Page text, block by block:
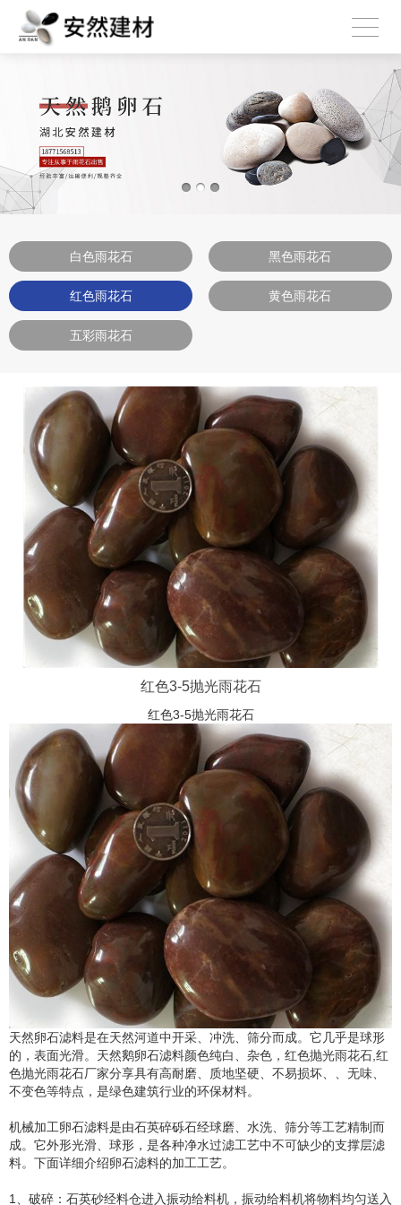
白色雨花石 黑色雨花石
红色雨花石 黄色雨花石
五彩雨花石
红色3-5抛光雨花石
红色3-5抛光雨花石
天然卵石滤料是在天然河道中开采、冲洗、筛分而成。它几乎是球形
的，表面光滑。天然鹅卵石滤料颜色纯白、杂色，红色抛光雨花石,红
色抛光雨花石厂家分享具有高耐磨、质地坚硬、不易损坏、、无味、
不变色等特点，是绿色建筑行业的环保材料。
机械加工卵石滤料是由石英碎砾石经球磨、水洗、筛分等工艺精制而
成。它外形光滑、球形，是各种净水过滤工艺中不可缺少的支撑层滤
料。下面详细介绍卵石滤料的加工工艺。
1、破碎：石英砂经料仓进入振动给料机，振动给料机将物料均匀送入